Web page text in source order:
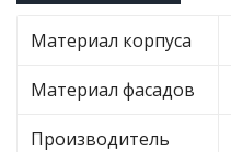
Материал корпуса
Материал фасадов
Производитель